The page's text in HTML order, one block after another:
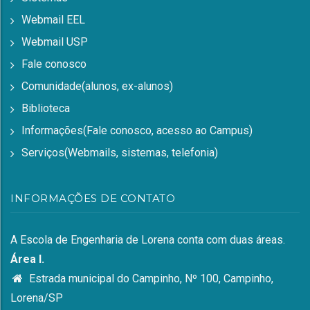
Webmail EEL
Webmail USP
Fale conosco
Comunidade(alunos, ex-alunos)
Biblioteca
Informações(Fale conosco, acesso ao Campus)
Serviços(Webmails, sistemas, telefonia)
INFORMAÇÕES DE CONTATO
A Escola de Engenharia de Lorena conta com duas áreas.
Área I.
Estrada municipal do Campinho, Nº 100, Campinho,
Lorena/SP